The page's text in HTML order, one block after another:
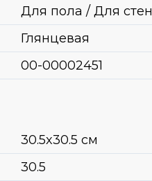
Для пола / Для стен
Глянцевая
00-00002451
30.5x30.5 см
30.5